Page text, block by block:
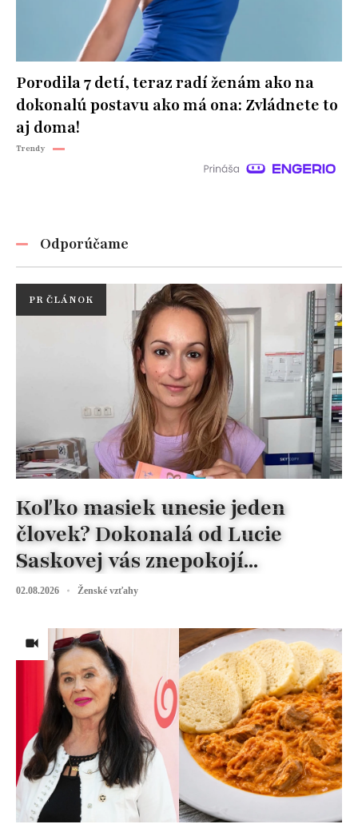
Porodila 7 detí, teraz radí ženám ako na
dokonalú postavu ako má ona: Zvládnete to
aj doma!
Trendy
Odporúčame
PR ČLÁNOK
Koľko masiek unesie jeden
človek? Dokonalá od Lucie
Saskovej vás znepokojí...
02.08.2026 Ženské vzťahy